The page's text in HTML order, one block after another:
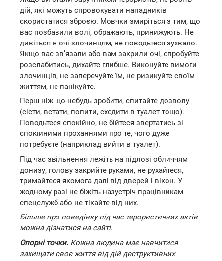
дій, які можуть спровокувати нападників
скористатися зброєю. Мовчки змиріться з тим, що
вас позбавили волі, ображають, принижують. Не
дивіться в очі злочинцям, не поводьтеся зухвало.
Якщо вас зв’язали або вам закрили очі, спробуйте
розслабитись, дихайте глибше. Виконуйте вимоги
злочинців, не заперечуйте їм, не ризикуйте своїм
життям, не панікуйте.
Перш ніж що-небудь зробити, спитайте дозволу
(сісти, встати, попити, сходити в туалет тощо).
Поводьтеся спокійно, не бійтеся звертатись зі
спокійними проханнями про те, чого дуже
потребуєте (наприклад вийти в туалет).
Під час звільнення лежіть на підлозі обличчям
донизу, голову закрийте руками, не рухайтеся,
тримайтеся якомога далі від дверей і вікон. У
жодному разі не біжіть назустріч працівникам
спецслужб або не тікайте від них.
Більше про поведінку під час терористичних актів
можна дізнатися на сайті.
Опорні точки. Кожна людина має навчитися
захищати своє життя від дій деструктивних